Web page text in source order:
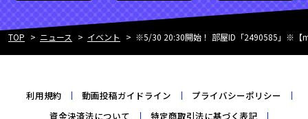
TOP ニュース イベント ※5/30 20:30開始！ 部屋ID「2490585」※【
利用規約 動画投稿ガイドライン
プライバシーポリシー
資金決済法について
特定商取引法に基づく表記